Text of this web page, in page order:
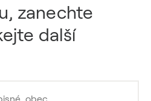
zanechte
další